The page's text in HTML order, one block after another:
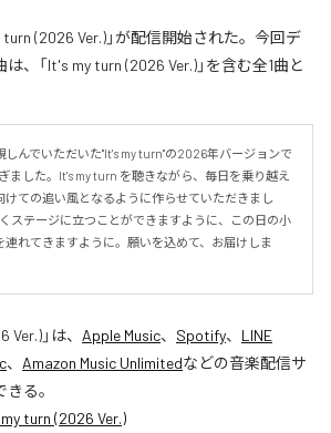
turn (2026 Ver.)」が配信開始された。今回デ
、「It's my turn (2026 Ver.)」を含む全1曲と
んでいただいた"It's my turn"の2026年バージョンで
ました。It's my turn を聴きながら、毎日を乗り越え
けての追い風となるように作らせていただきまし
ステージに立つことができますように、この日の小
連れてきますように。願いを込めて、お届けしま
Ver.)」は、 Apple Music、 Spotify、 LINE
、 Amazon Music Unlimitedなどの音楽配信サ
る。
turn (2026 Ver.)